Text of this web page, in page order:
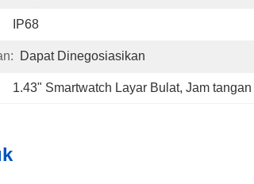
IP68
Dapat Dinegosiasikan
1.43" Smartwatch Layar Bulat, Jam